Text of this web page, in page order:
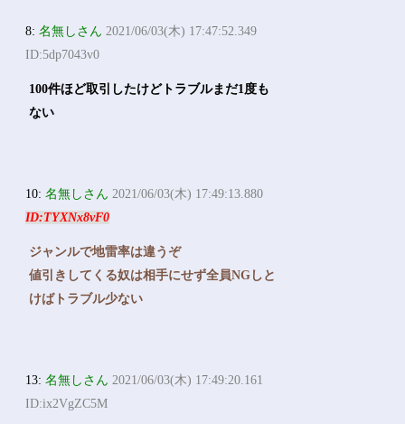
8:名無しさん 2021/06/03(木) 17:47:52.349
ID:5dp7043v0
100件ほど取引したけどトラブルまだ1度も
ない
10:名無しさん 2021/06/03(木) 17:49:13.880
ID:TYXNx8vF0
ジャンルで地雷率は違うぞ
値引きしてくる奴は相手にせず全員NGしと
けばトラブル少ない
13:名無しさん 2021/06/03(木) 17:49:20.161
ID:ix2VgZC5M